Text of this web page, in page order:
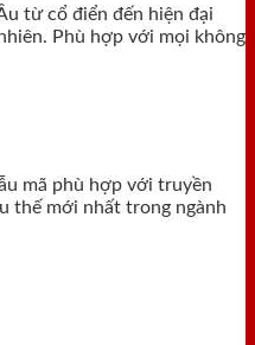
từ cổ điển đến hiện đại
Phù hợp với mọi không
mã phù hợp với truyền
thế mới nhất trong ngành